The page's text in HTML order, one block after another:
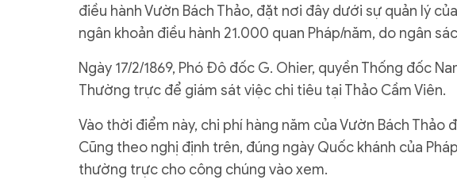
điều hành Vườn Bách Thảo, đặt nơi đây dưới sự quản lý
ngân khoản điều hành 21.000 quan Pháp/năm, do ngân
Ngày 17/2/1869, Phó Đô đốc G. Ohier, quyền Thống đốc
Thường trực để giám sát việc chi tiêu tại Thảo Cầm Viên.
Vào thời điểm này, chi phí hàng năm của Vườn Bách
Cũng theo nghị định trên, đúng ngày Quốc khánh của
thường trực cho công chúng vào xem.